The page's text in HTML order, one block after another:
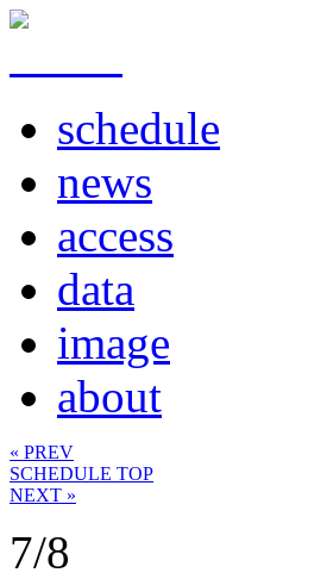
schedule
news
access
data
image
about
« PREV
SCHEDULE TOP
NEXT »
7/8